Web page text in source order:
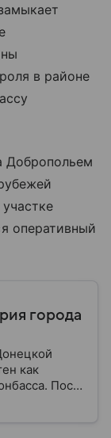
в районе
Добропольем
оперативный
города
как
После
в